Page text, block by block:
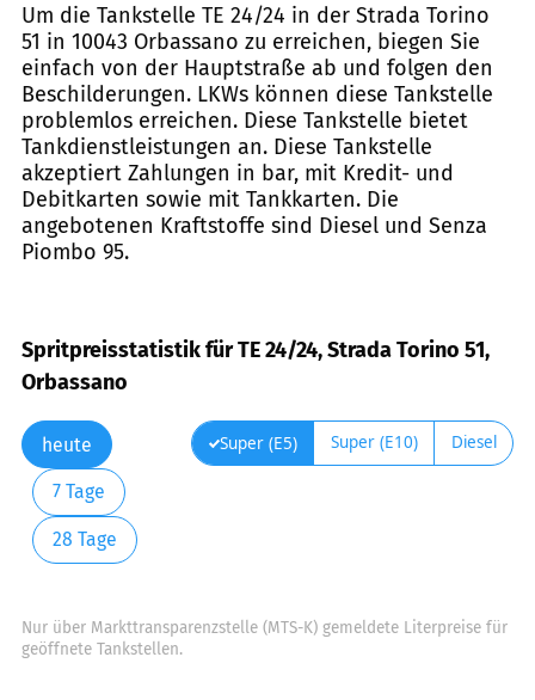
Um die Tankstelle TE 24/24 in der Strada Torino
51 in 10043 Orbassano zu erreichen, biegen Sie
einfach von der Hauptstraße ab und folgen den
Beschilderungen. LKWs können diese Tankstelle
problemlos erreichen. Diese Tankstelle bietet
Tankdienstleistungen an. Diese Tankstelle
akzeptiert Zahlungen in bar, mit Kredit- und
Debitkarten sowie mit Tankkarten. Die
angebotenen Kraftstoffe sind Diesel und Senza
Piombo 95.
Spritpreisstatistik für TE 24/24, Strada Torino 51,
Orbassano
heute
7 Tage
28 Tage
Super (E5) Super (E10) Diesel
Nur über Markttransparenzstelle (MTS-K) gemeldete Literpreise für
geöffnete Tankstellen.